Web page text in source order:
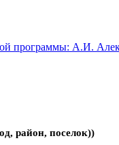
программы: А.И.
район, поселок))